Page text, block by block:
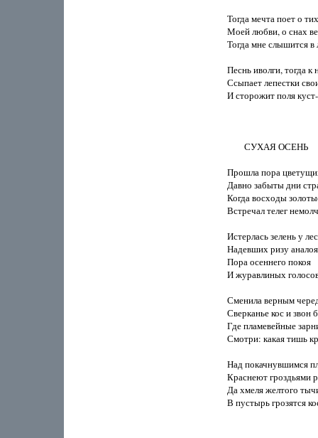
Тогда мечта поет о
Моей любви, о снах
Тогда мне слышится
Песнь иволги, тогда к
Ссыпает лепестки
И сторожит поля
        СУХАЯ ОСЕНЬ
Прошла пора
Давно забыты дни
Когда восходы
Встречал телег
Истерлась зелень у
Надевших ризу
Пора осеннего покоя
И журавлиных
Сменила верным
Сверканье кос и звон
Где пламевейные
Смотри: какая тишь
Над покачнувшимся
Краснеют гроздьями
Да хмеля желтого
В пустырь грозятся